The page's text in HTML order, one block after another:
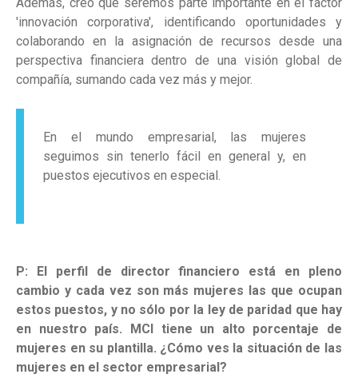
'innovación corporativa', identificando oportunidades y
colaborando en la asignación de recursos desde una
perspectiva financiera dentro de una visión global de
compañía, sumando cada vez más y mejor.
En el mundo empresarial, las mujeres
seguimos sin tenerlo fácil en general y, en
puestos ejecutivos en especial.
P: El perfil de director financiero está en pleno
cambio y cada vez son más mujeres las que ocupan
estos puestos, y no sólo por la ley de paridad que hay
en nuestro país. MCI tiene un alto porcentaje de
mujeres en su plantilla. ¿Cómo ves la situación de las
mujeres en el sector empresarial?